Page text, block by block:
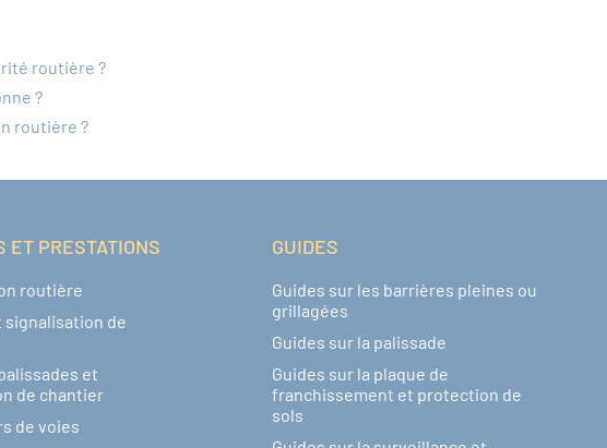
routière ?
?
routière ?
ET PRESTATIONS
routière
signalisation de
et
de chantier
de voies
GUIDES
Guides sur les barrières pleines ou
grillagées
Guides sur la palissade
Guides sur la plaque de
franchissement et protection de
sols